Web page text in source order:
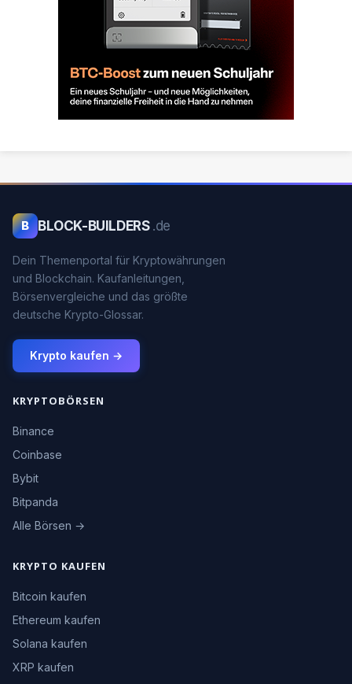
B BLOCK-BUILDERS .de
Dein Themenportal für Kryptowährungen
und Blockchain. Kaufanleitungen,
Börsenvergleiche und das größte
deutsche Krypto-Glossar.
Krypto kaufen →
KRYPTOBÖRSEN
Binance
Coinbase
Bybit
Bitpanda
Alle Börsen →
KRYPTO KAUFEN
Bitcoin kaufen
Ethereum kaufen
Solana kaufen
XRP kaufen